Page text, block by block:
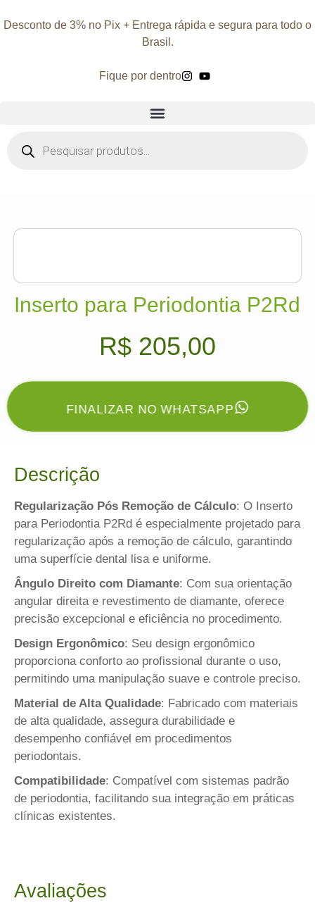
Desconto de 3% no Pix + Entrega rápida e segura para todo o
Brasil.
Fique por dentro
Inserto para Periodontia P2Rd
R$ 205,00
FINALIZAR NO WHATSAPP
Descrição
Regularização Pós Remoção de Cálculo: O Inserto
para Periodontia P2Rd é especialmente projetado para
regularização após a remoção de cálculo, garantindo
uma superfície dental lisa e uniforme.
Ângulo Direito com Diamante: Com sua orientação
angular direita e revestimento de diamante, oferece
precisão excepcional e eficiência no procedimento.
Design Ergonômico: Seu design ergonômico
proporciona conforto ao profissional durante o uso,
permitindo uma manipulação suave e controle preciso.
Material de Alta Qualidade: Fabricado com materiais
de alta qualidade, assegura durabilidade e
desempenho confiável em procedimentos
periodontais.
Compatibilidade: Compatível com sistemas padrão
de periodontia, facilitando sua integração em práticas
clínicas existentes.
Avaliações